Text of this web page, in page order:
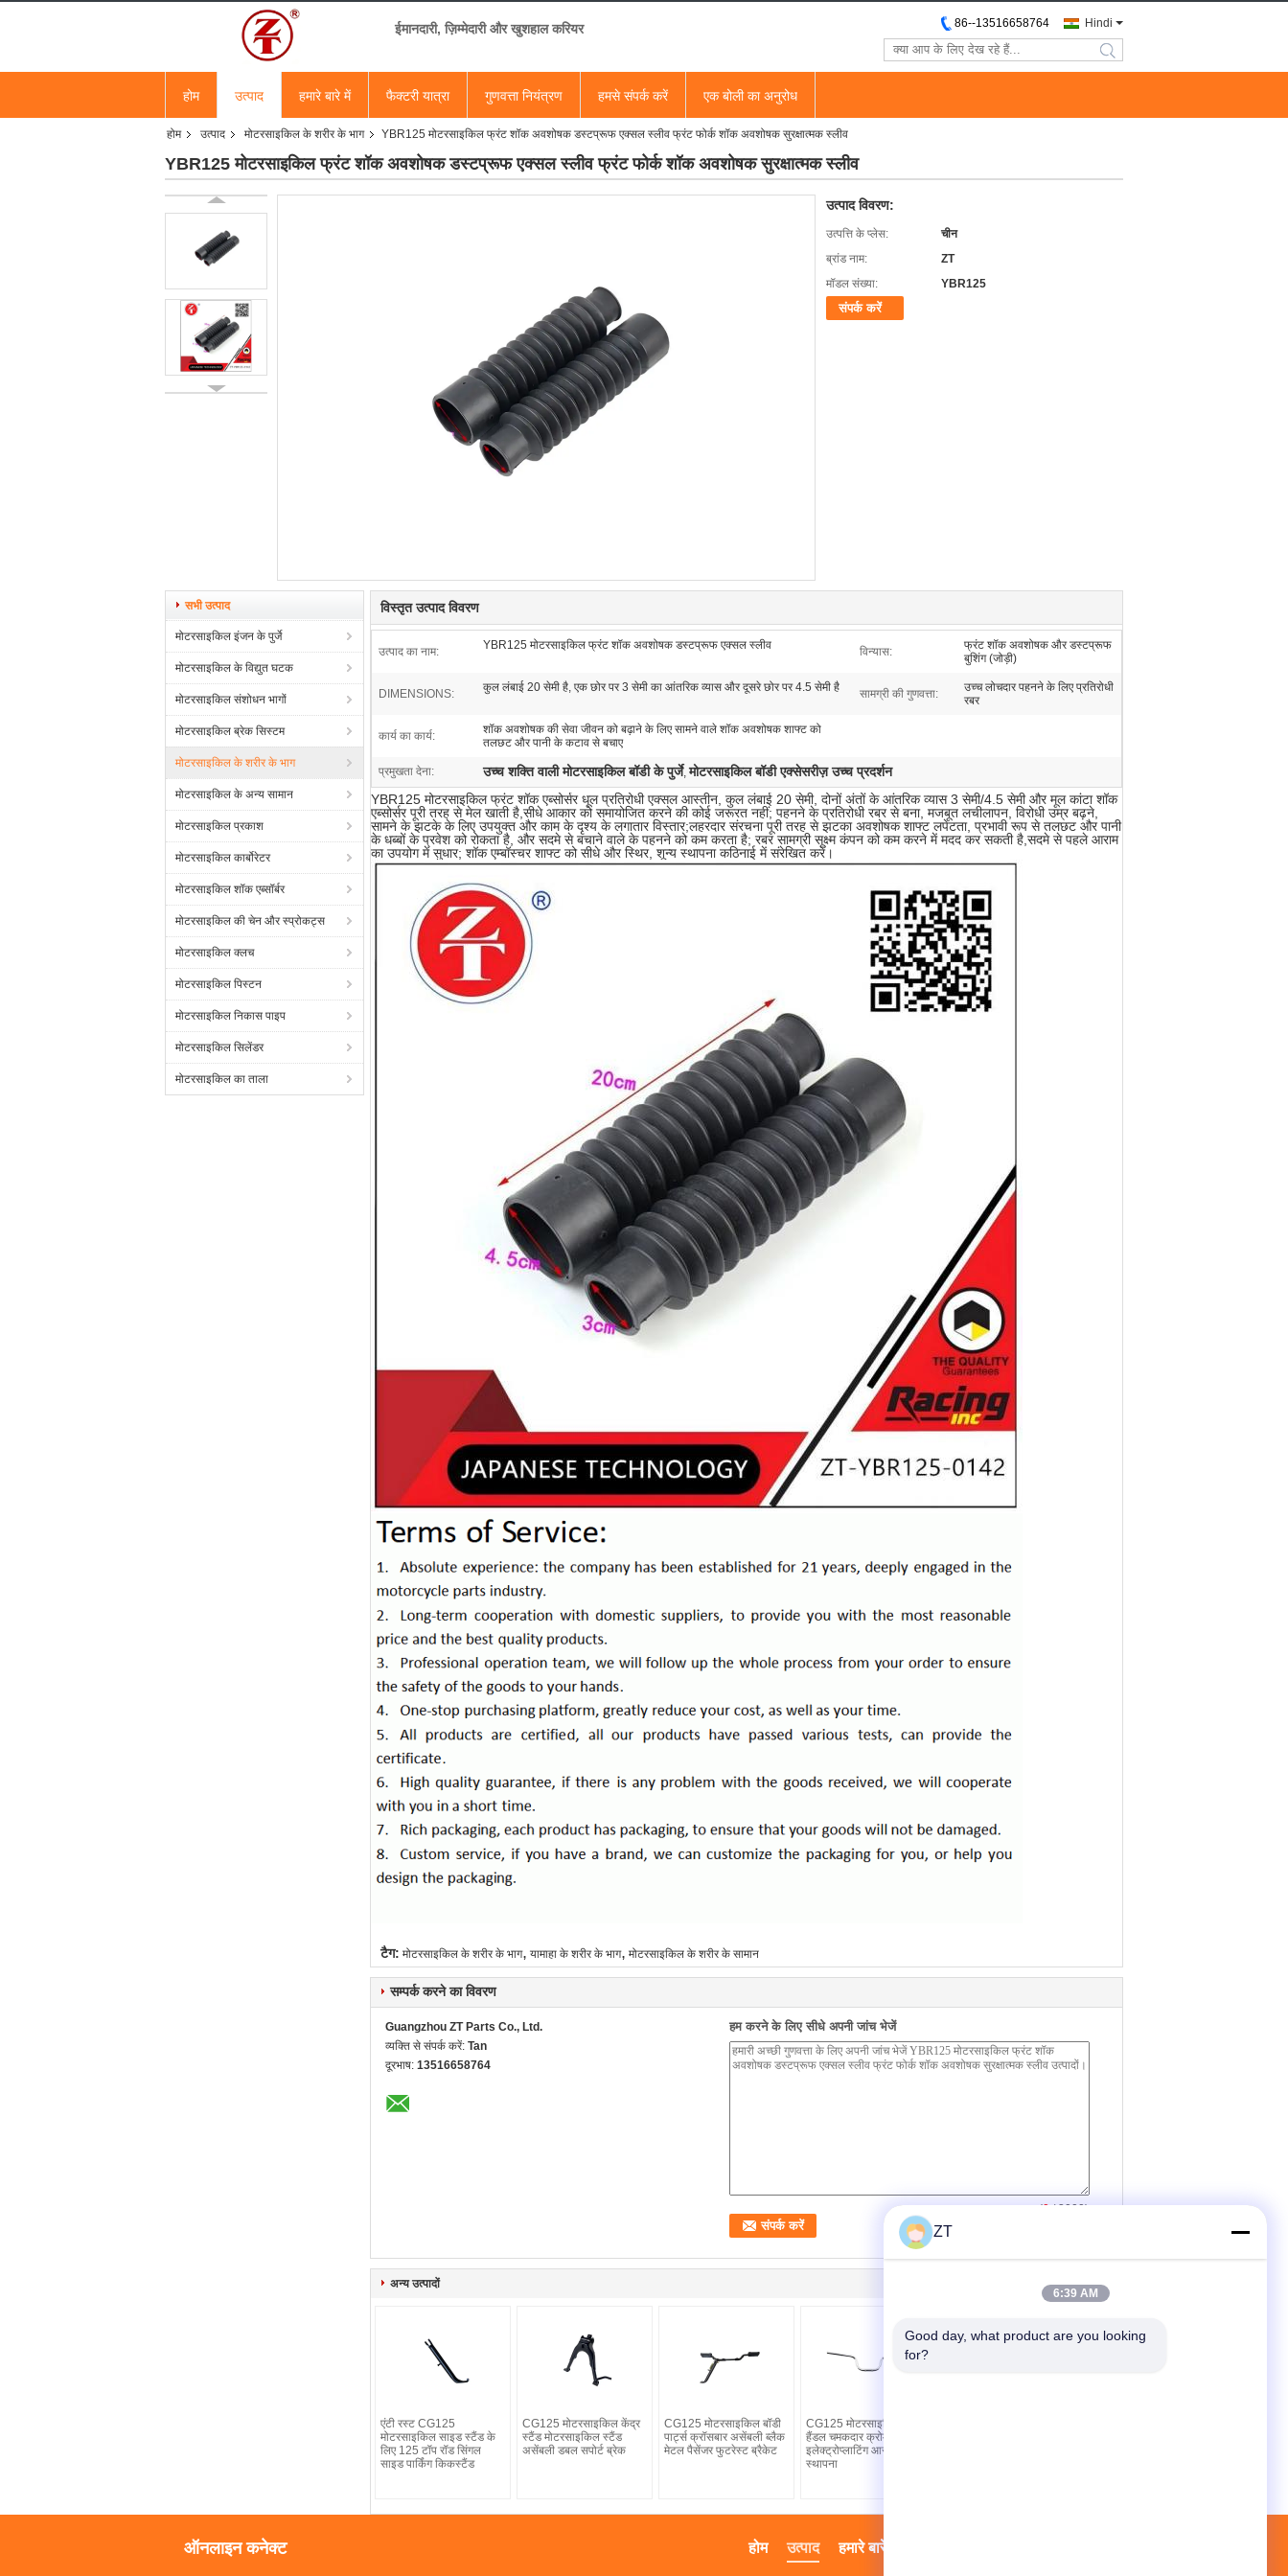
ईमानदारी, ज़िम्मेदारी और खुशहाल करियर Hindi
86--13516658764
search
होम उत्पाद हमारे बारे में फैक्टरी यात्रा गुणवत्ता नियंत्रण हमसे संपर्क करें एक बोली का अनुरोध
होम उत्पाद मोटरसाइकिल के शरीर के भाग YBR125 मोटरसाइकिल फ्रंट शॉक अवशोषक डस्टप्रूफ एक्सल स्लीव फ्रंट फोर्क शॉक अवशोषक सुरक्षात्मक स्लीव
YBR125 मोटरसाइकिल फ्रंट शॉक अवशोषक डस्टप्रूफ एक्सल स्लीव फ्रंट फोर्क शॉक अवशोषक सुरक्षात्मक स्लीव
उत्पाद विवरण:
उत्पत्ति के प्लेस:
चीन
ब्रांड नाम:
ZT
मॉडल संख्या:
YBR125
संपर्क करें
सभी उत्पाद
मोटरसाइकिल इंजन के पुर्जे
मोटरसाइकिल के विद्युत घटक
मोटरसाइकिल संशोधन भागों
मोटरसाइकिल ब्रेक सिस्टम
मोटरसाइकिल के शरीर के भाग
मोटरसाइकिल के अन्य सामान
मोटरसाइकिल प्रकाश
मोटरसाइकिल कार्बोरेटर
मोटरसाइकिल शॉक एब्सॉर्बर
मोटरसाइकिल की चेन और स्प्रोकट्स
मोटरसाइकिल क्लच
मोटरसाइकिल पिस्टन
मोटरसाइकिल निकास पाइप
मोटरसाइकिल सिलेंडर
मोटरसाइकिल का ताला
विस्तृत उत्पाद विवरण
उत्पाद का नाम: YBR125 मोटरसाइकिल फ्रंट शॉक अवशोषक डस्टप्रूफ एक्सल स्लीव विन्यास:
फ्रंट शॉक अवशोषक और डस्टप्रूफ
बुशिंग (जोड़ी)
DIMENSIONS: कुल लंबाई 20 सेमी है, एक छोर पर 3 सेमी का आंतरिक व्यास और दूसरे छोर पर 4.5 सेमी है सामग्री की गुणवत्ता:
उच्च लोचदार पहनने के लिए प्रतिरोधी
रबर
कार्य का कार्य:
शॉक अवशोषक की सेवा जीवन को बढ़ाने के लिए सामने वाले शॉक अवशोषक शाफ्ट को
तलछट और पानी के कटाव से बचाए
प्रमुखता देना: उच्च शक्ति वाली मोटरसाइकिल बॉडी के पुर्जे,मोटरसाइकिल बॉडी एक्सेसरीज़ उच्च प्रदर्शन
YBR125 मोटरसाइकिल फ्रंट शॉक एब्सोर्सर धूल प्रतिरोधी एक्सल आस्तीन, कुल लंबाई 20 सेमी, दोनों अंतों के आंतरिक व्यास 3 सेमी/4.5 सेमी और मूल कांटा शॉक
एब्सोर्सर पूरी तरह से मेल खाती है,सीधे आकार को समायोजित करने की कोई जरूरत नहीं; पहनने के प्रतिरोधी रबर से बना, मजबूत लचीलापन, विरोधी उम्र बढ़ने,
सामने के झटके के लिए उपयुक्त और काम के दृश्य के लगातार विस्तार;लहरदार संरचना पूरी तरह से झटका अवशोषक शाफ्ट लपेटता, प्रभावी रूप से तलछट और पानी
के धब्बों के प्रवेश को रोकता है, और सदमे से बचाने वाले के पहनने को कम करता है; रबर सामग्री सूक्ष्म कंपन को कम करने में मदद कर सकती है,सदमे से पहले आराम
का उपयोग में सुधार; शॉक एम्बॉस्चर शाफ्ट को सीधे और स्थिर, शून्य स्थापना कठिनाई में संरेखित करें।
टैग: मोटरसाइकिल के शरीर के भाग, यामाहा के शरीर के भाग, मोटरसाइकिल के शरीर के सामान
सम्पर्क करने का विवरण
Guangzhou ZT Parts Co., Ltd.
व्यक्ति से संपर्क करें: Tan
दूरभाष: 13516658764
हम करने के लिए सीधे अपनी जांच भेजें
(0/ 3000)
अन्य उत्पादों
एंटी रस्ट CG125
मोटरसाइकिल साइड स्टैंड के
लिए 125 टॉप रॉड सिंगल
साइड पार्किंग किकस्टैंड
CG125 मोटरसाइकिल केंद्र
स्टैंड मोटरसाइकिल स्टैंड
असेंबली डबल सपोर्ट ब्रेक
CG125 मोटरसाइकिल बॉडी
पार्ट्स क्रॉसबार असेंबली ब्लैक
मेटल पैसेंजर फुटरेस्ट ब्रैकेट
CG125 मोटरसाइकिल के
हैंडल चमकदार क्रोम
इलेक्ट्रोप्लाटिंग आसान
स्थापना
ऑनलाइन कनेक्ट हमारे बारे में
उत्पाद
होम
ZT
6:39 AM
Good day, what product are you looking
for?